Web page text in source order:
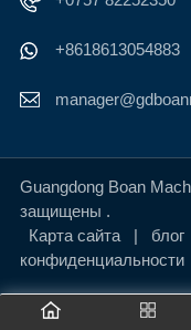
+8618613054883
Guangdong Boan
защищены .
Карта сайта
| блог
конфиденциальности